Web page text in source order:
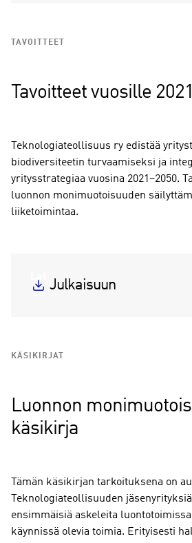
TAVOITTEET
Tavoitteet vuosille
Teknologiateollisuus ry edistää
biodiversiteetin turvaamiseksi ja
yritysstrategiaa vuosina 2021–2050.
luonnon monimuotoisuuden
liiketoimintaa.
Julkaisuun
aa
KÄSIKIRJAT
Luonnon
käsikirja
Tämän käsikirjan tarkoituksena on
Teknologiateollisuuden
ensimmäisiä askeleita
käynnissä olevia toimia. Erityisesti